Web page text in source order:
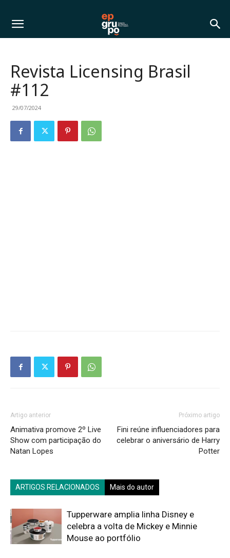
Revista Licensing Brasil
#112
29/07/2024
Artigo anterior
Animativa promove 2º Live
Show com participação do
Natan Lopes
Próximo artigo
Fini reúne influenciadores para
celebrar o aniversário de Harry
Potter
ARTIGOS RELACIONADOS Mais do autor
Tupperware amplia linha Disney e
celebra a volta de Mickey e Minnie
Mouse ao portfólio